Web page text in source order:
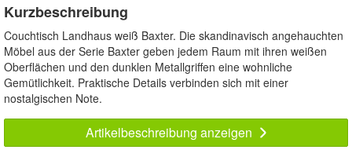
Kurzbeschreibung
Couchtisch Landhaus weiß Baxter. Die skandinavisch angehauchten
Möbel aus der Serie Baxter geben jedem Raum mit ihren weißen
Oberflächen und den dunklen Metallgriffen eine wohnliche
Gemütlichkeit. Praktische Details verbinden sich mit einer
nostalgischen Note.
Artikelbeschreibung anzeigen